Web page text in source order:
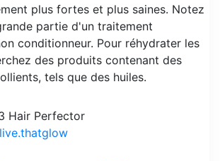
plus fortes et plus saines. Notez
partie d'un traitement
conditionneur. Pour réhydrater les
des produits contenant des
tels que des huiles.